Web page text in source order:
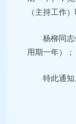
（主持工作）
杨柳同
用期一年）；
特此通知